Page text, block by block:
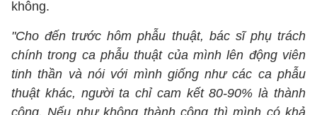
không.
"Cho đến trước hôm phẫu thuật, bác sĩ phụ trách
chính trong ca phẫu thuật của mình lên động viên
tinh thần và nói với mình giống như các ca phẫu
thuật khác, người ta chỉ cam kết 80-90% là thành
công. Nếu như không thành công thì mình có khả